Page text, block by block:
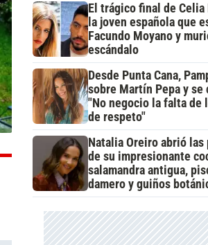
El trágico final de Celia
la joven española que
Facundo Moyano y
escándalo
Desde Punta Cana,
sobre Martín Pepa y se
"No negocio la falta de
de respeto"
Natalia Oreiro abrió las
de su impresionante
salamandra antigua,
damero y guiños